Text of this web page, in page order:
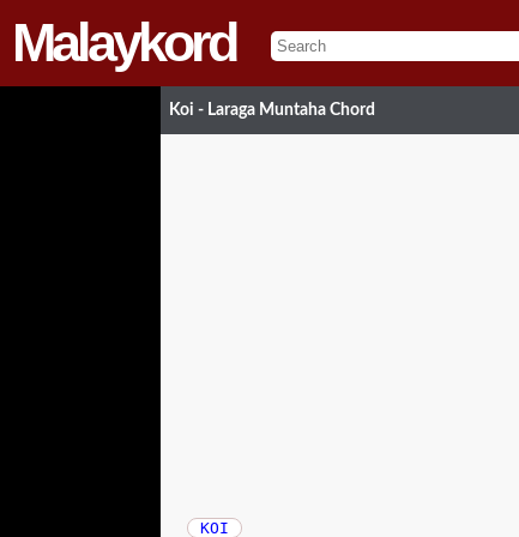
Malaykord
Koi - Laraga Muntaha Chord
KOI